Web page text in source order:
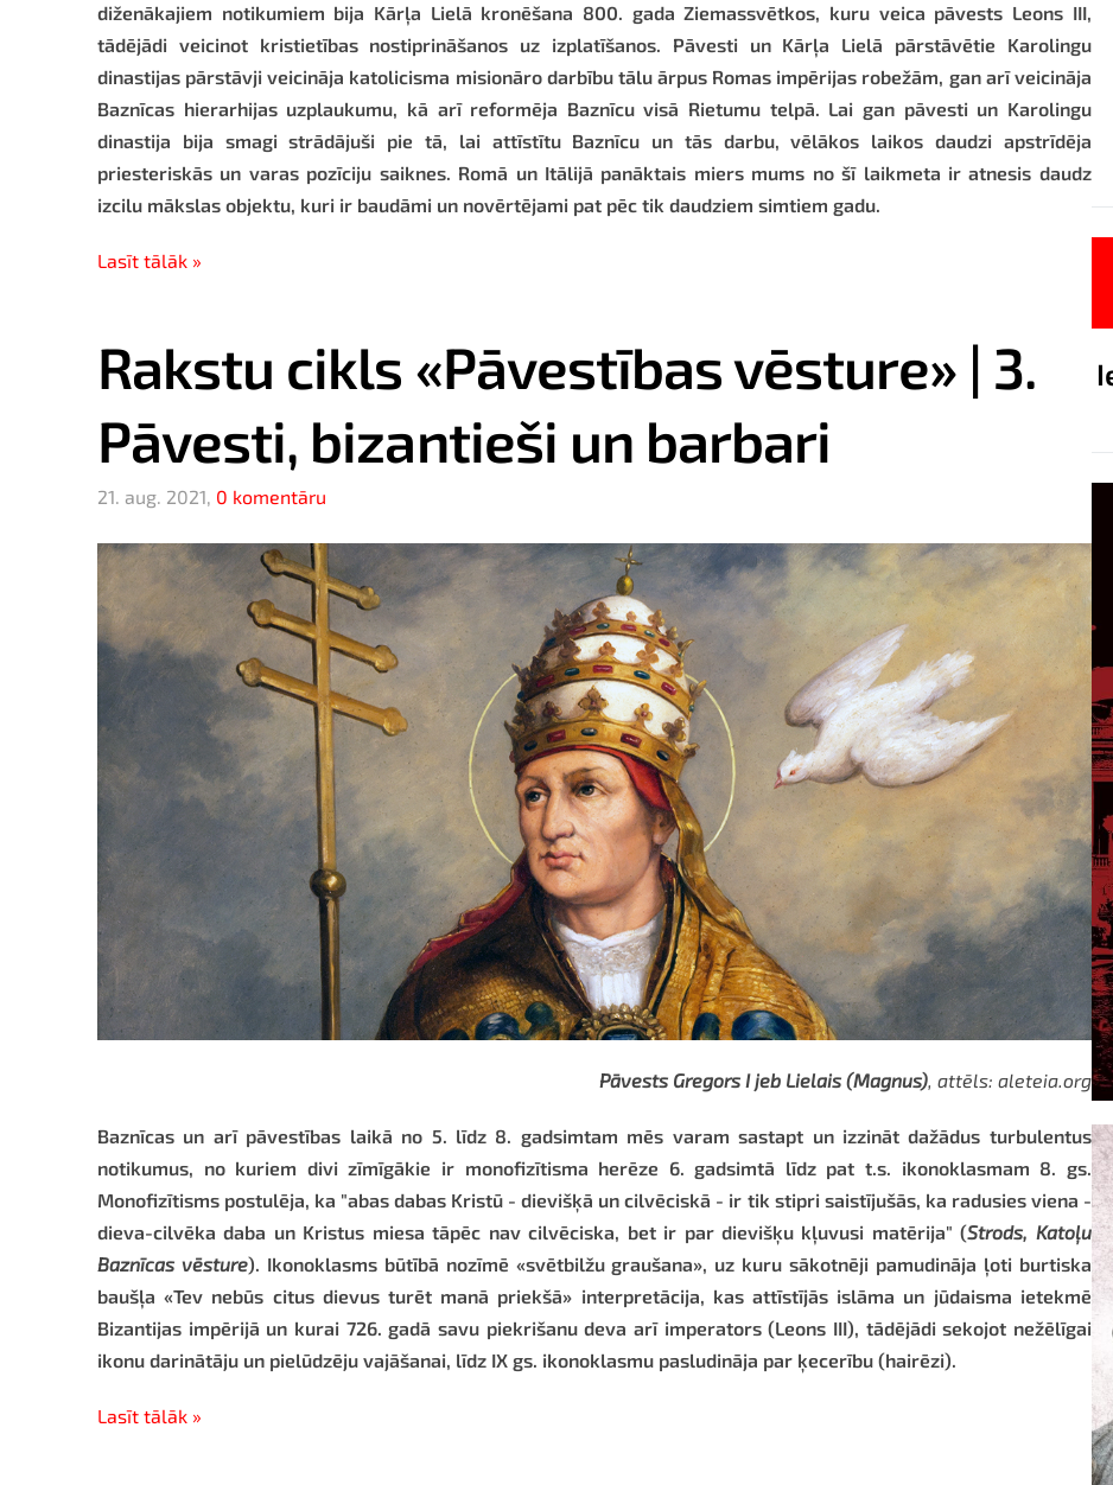
diženākajiem notikumiem bija Kārļa Lielā kronēšana 800. gada Ziemassvētkos, kuru veica pāvests Leons III,
tādējādi veicinot kristietības nostiprināšanos uz izplatīšanos. Pāvesti un Kārļa Lielā pārstāvētie Karolingu
dinastijas pārstāvji veicināja katolicisma misionāro darbību tālu ārpus Romas impērijas robežām, gan arī veicināja
Baznīcas hierarhijas uzplaukumu, kā arī reformēja Baznīcu visā Rietumu telpā. Lai gan pāvesti un Karolingu
dinastija bija smagi strādājuši pie tā, lai attīstītu Baznīcu un tās darbu, vēlākos laikos daudzi apstrīdēja
priesteriskās un varas pozīciju saiknes. Romā un Itālijā panāktais miers mums no šī laikmeta ir atnesis daudz
izcilu mākslas objektu, kuri ir baudāmi un novērtējami pat pēc tik daudziem simtiem gadu.
Lasīt tālāk »
Rakstu cikls «Pāvestības vēsture» | 3.
Pāvesti, bizantieši un barbari
21. aug. 2021, 0 komentāru
Pāvests Gregors I jeb Lielais (Magnus), attēls: aleteia.org
Baznīcas un arī pāvestības laikā no 5. līdz 8. gadsimtam mēs varam sastapt un izzināt dažādus turbulentus
notikumus, no kuriem divi zīmīgākie ir monofizītisma herēze 6. gadsimtā līdz pat t.s. ikonoklasmam 8. gs.
Monofizītisms postulēja, ka "abas dabas Kristū - dievišķā un cilvēciskā - ir tik stipri saistījušās, ka radusies viena -
dieva-cilvēka daba un Kristus miesa tāpēc nav cilvēciska, bet ir par dievišķu kļuvusi matērija" (Strods, Katoļu
Baznīcas vēsture). Ikonoklasms būtībā nozīmē «svētbilžu graušana», uz kuru sākotnēji pamudināja ļoti burtiska
baušļa «Tev nebūs citus dievus turēt manā priekšā» interpretācija, kas attīstījās islāma un jūdaisma ietekmē
Bizantijas impērijā un kurai 726. gadā savu piekrišanu deva arī imperators (Leons III), tādējādi sekojot nežēlīgai
ikonu darinātāju un pielūdzēju vajāšanai, līdz IX gs. ikonoklasmu pasludināja par ķecerību (hairēzi).
Lasīt tālāk »